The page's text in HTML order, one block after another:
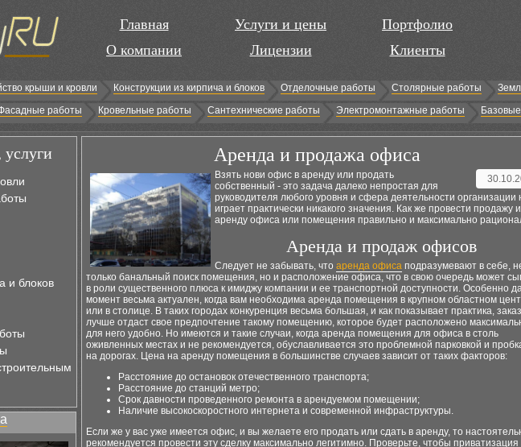
Главная
О компании
Услуги и цены
Лицензии
Портфолио
Клиенты
крыши и кровли Конструкции из кирпича и блоков Отделочные работы Столярные работы
работы Кровельные работы Сантехнические работы Электромонтажные работы
и блоков
Аренда и продажа офиса
Взять нови офис в аренду или продать
собственный - это задача далеко непростая для
руководителя любого уровня и сфера деятельности организации
играет практически никакого значения. Как же провести продажу
аренду офиса или помещения правильно и максимально
Аренда и продаж офисов
Следует не забывать, что аренда офиса подразумевают в себе,
только банальный поиск помещения, но и расположение офиса, что в свою очередь может
в роли существенного плюса к имиджу компании и ее транспортной доступности. Особенно
момент весьма актуален, когда вам необходима аренда помещения в крупном областном
или в столице. В таких городах конкуренция весьма большая, и как показывает практика,
лучше отдаст свое предпочтение такому помещению, которое будет расположено
для него удобно. Но имеются и такие случаи, когда аренда помещения для офиса в столь
оживленных местах и не рекомендуется, обуславливается это проблемной парковкой и
на дорогах. Цена на аренду помещения в большинстве случаев зависит от таких факторов:
Расстояние до остановок отечественного транспорта;
Расстояние до станций метро;
Срок давности проведенного ремонта в арендуемом помещении;
Наличие высокоскоростного интернета и современной инфраструктуры.
Если же у вас уже имеется офис, и вы желаете его продать или сдать в аренду, то
рекомендуется провести эту сделку максимально легитимно. Проверьте, чтобы приватизация